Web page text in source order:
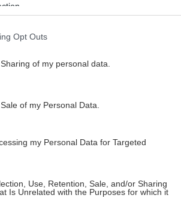
Opt Outs
of my personal data.
of my Personal Data.
my Personal Data for Targeted
Use, Retention, Sale, and/or Sharing
Is Unrelated with the Purposes for which it